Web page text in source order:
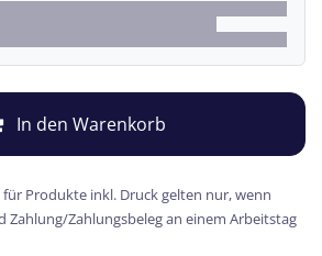
In den Warenkorb
Produkte inkl. Druck gelten nur, wenn
Zahlung/Zahlungsbeleg an einem Arbeitstag